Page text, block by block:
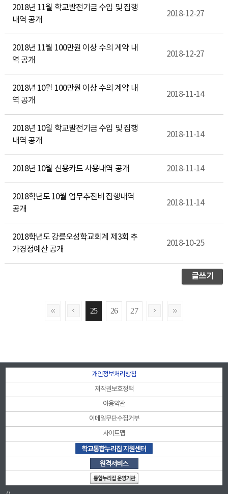
2018년 11월 학교발전기금 수입 및 집행
내역 공개
2018-12-27
2018년 11월 100만원 이상 수의 계약 내
역 공개
2018-12-27
2018년 10월 100만원 이상 수의 계약 내
역 공개
2018-11-14
2018년 10월 학교발전기금 수입 및 집행
내역 공개
2018-11-14
2018년 10월 신용카드 사용내역 공개 2018-11-14
2018학년도 10월 업무추진비 집행내역
공개
2018-11-14
2018학년도 강릉오성학교회계 제3회 추
가경정예산 공개
2018-10-25
글쓰기
25 26 27
개인정보처리방침
저작권보호정책
이용약관
이메일무단수집거부
사이트맵